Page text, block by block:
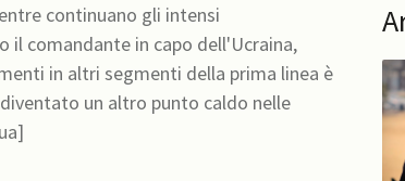
continuano gli intensi
il comandante in capo dell'Ucraina,
in altri segmenti della prima linea è
un altro punto caldo nelle